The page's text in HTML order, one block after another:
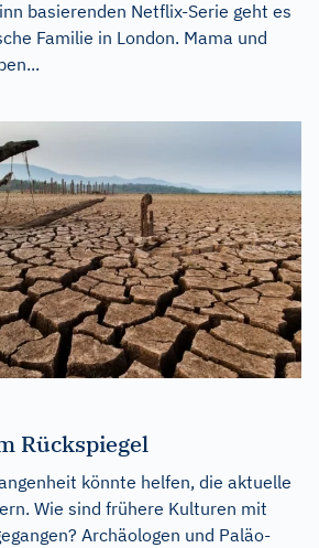
basierenden Netflix-Serie geht es
Familie in London. Mama und
Rückspiegel
könnte helfen, die aktuelle
Wie sind frühere Kulturen mit
Archäologen und Paläo-